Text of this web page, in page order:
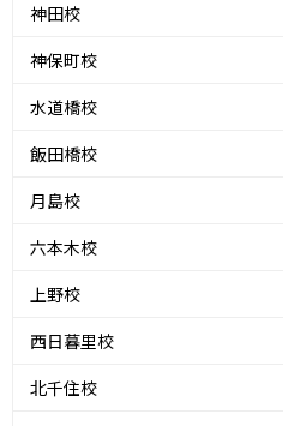
神田校
神保町校
水道橋校
飯田橋校
月島校
六本木校
上野校
西日暮里校
北千住校